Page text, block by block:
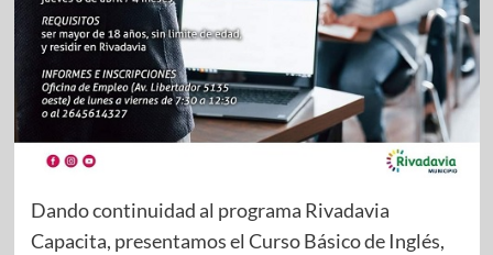
Dando continuidad al programa Rivadavia
Capacita, presentamos el Curso Básico de Inglés,